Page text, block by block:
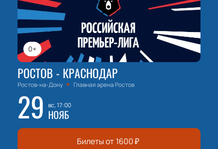
0+
РОСТОВ - КРАСНОДАР
Ростов-на-Дону Главная арена Ростов
29 вс, 17:00
НОЯБ
Билеты от 1600₽